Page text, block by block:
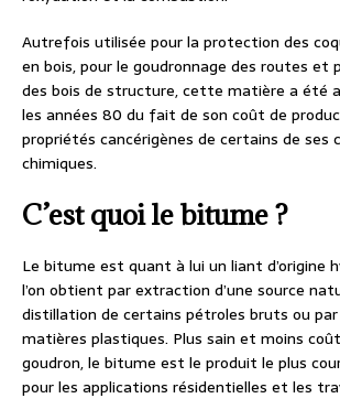
Autrefois utilisée pour la protection des
en bois, pour le goudronnage des routes et
des bois de structure, cette matière a été
les années 80 du fait de son coût de
propriétés cancérigènes de certains de ses
chimiques.
C’est quoi le bitume ?
Le bitume est quant à lui un liant d’origine
l’on obtient par extraction d’une source
distillation de certains pétroles bruts ou par
matières plastiques. Plus sain et moins
goudron, le bitume est le produit le plus
pour les applications résidentielles et les